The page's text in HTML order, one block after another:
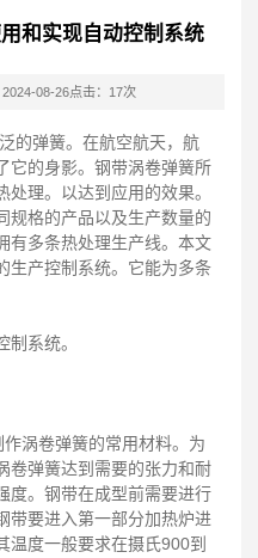
和实现自动控制系统
2024-08-26点击：17次
的弹簧。在航空航天，航
它的身影。钢带涡卷弹簧所
理。以达到应用的效果。
规格的产品以及生产数量的
有多条热处理生产线。本文
生产控制系统。它能为多条
系统。
涡卷弹簧的常用材料。为
卷弹簧达到需要的张力和耐
度。钢带在成型前需要进行
带要进入第一部分加热炉进
温度一般要求在摄氏900到